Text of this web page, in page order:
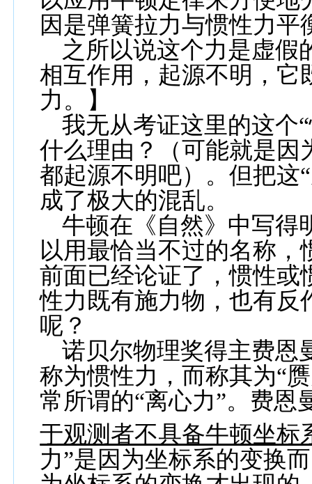
因是弹簧拉力与惯性力平
之所以说这个力是虚假
相互作用，起源不明，它
力。
】
我无从考证这里的这个
什么理由？（可能就是因
都起源不明吧）。但把这
成了极大的混乱。
牛顿在《自然》中写得
以用最恰当不过的名称
前面已经论证了，惯性或
性力既有施力物，也有反
呢？
诺贝尔物理奖得主费恩
称为惯性力，而称其为“
常所谓的“离心力”。费恩
于观测者不具备牛顿坐标
力”是因为坐标系的变换